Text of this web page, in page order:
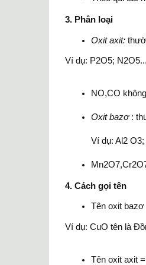
3. Phân loại
Oxit axit:
Ví dụ: P2O5; N2O5...
NO,CO
Oxit bazơ:
Ví dụ: Al2
4. Cách gọi tên
Tên oxit
Ví dụ: CuO tên là
Tên oxit axit